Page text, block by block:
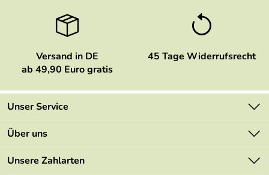
Versand in DE
ab 49,90 Euro gratis
45 Tage Widerrufsrecht
Unser Service
Kontakt
Mehrwertsteuerfrei
Über uns
Marken
Unsere Zahlarten